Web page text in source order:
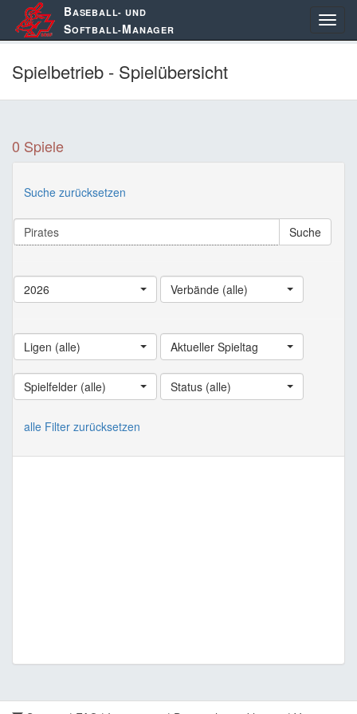
BASEBALL- UND
SOFTBALL-MANAGER
Spielbetrieb - Spielübersicht
0 Spiele
Suche zurücksetzen
Suche
2026 Verbände (alle)
Ligen (alle) Aktueller Spieltag
Spielfelder (alle) Status (alle)
alle Filter zurücksetzen